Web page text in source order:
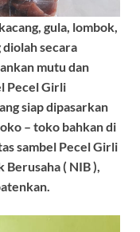
gula, lombok,
secara
mutu dan
Pecel Girli
siap dipasarkan
– toko bahkan di
sambel Pecel Girli
( NIB ),